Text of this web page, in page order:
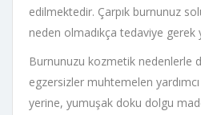
edilmektedir. Çarpık burnunuz
neden olmadıkça tedaviye gerek
Burnunuzu kozmetik nedenlerle
egzersizler muhtemelen
yerine, yumuşak doku dolgu